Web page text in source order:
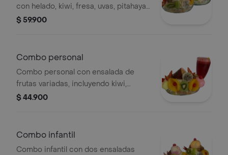
con helado, kiwi, fresa, uvas, pitahaya
y cereza.
$ 59.900
Combo personal
Combo personal con ensalada de
frutas variadas, incluyendo kiwi,
durazno y fresa, acompañado de un
$ 44.900
Combo infantil
Combo infantil con dos ensaladas